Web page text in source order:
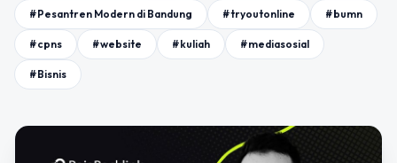
#Pesantren Modern di Bandung #tryoutonline #bumn
#cpns #website #kuliah #mediasosial
#Bisnis